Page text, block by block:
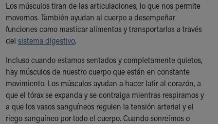
Los músculos tiran de las articulaciones, lo que nos permite
movernos. También ayudan al cuerpo a desempeñar
funciones como masticar alimentos y transportarlos a través
del sistema digestivo.
Incluso cuando estamos sentados y completamente quietos,
hay músculos de nuestro cuerpo que están en constante
movimiento. Los músculos ayudan a hacer latir al corazón, a
que el tórax se expanda y se contraiga mientras respiramos y
a que los vasos sanguíneos regulen la tensión arterial y el
riego sanguíneo por todo el cuerpo. Cuando sonreímos o